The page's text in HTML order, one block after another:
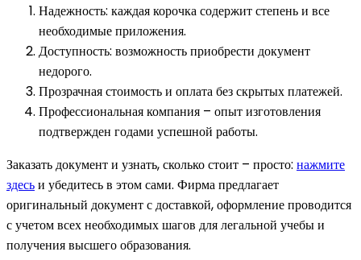
Надежность: каждая корочка содержит степень и все
необходимые приложения.
Доступность: возможность приобрести документ
недорого.
Прозрачная стоимость и оплата без скрытых платежей.
Профессиональная компания – опыт изготовления
подтвержден годами успешной работы.
Заказать документ и узнать, сколько стоит – просто: нажмите
здесьи убедитесь в этом сами. Фирма предлагает
оригинальный документ с доставкой, оформление проводится
с учетом всех необходимых шагов для легальной учебы и
получения высшего образования.